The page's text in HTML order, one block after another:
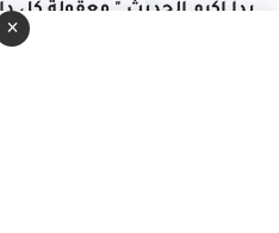
بدأ اكرم الحديث " معقولة
.... انا هاقوم بقا مع ماجد
×